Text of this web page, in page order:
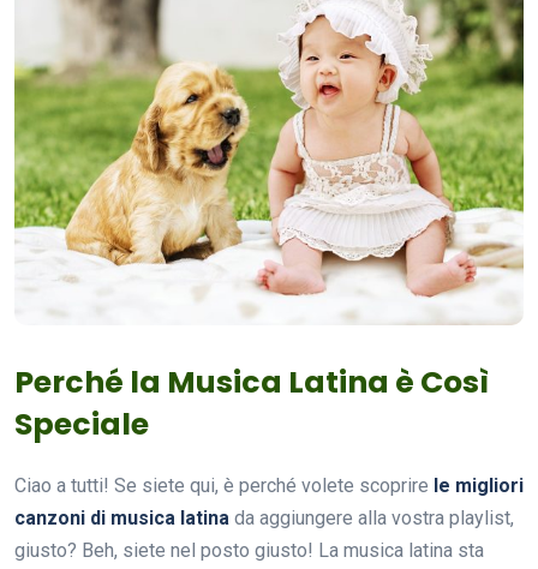
Perché la Musica Latina è Così
Speciale
Ciao a tutti! Se siete qui, è perché volete scoprire le migliori
canzoni di musica latina da aggiungere alla vostra playlist,
giusto? Beh, siete nel posto giusto! La musica latina sta